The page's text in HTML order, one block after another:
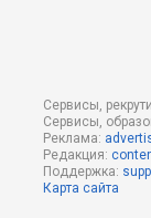
Сервисы,
Сервисы,
Реклама:
Редакция:
Поддержка:
Карта сайта